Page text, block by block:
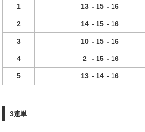
1 13 - 15 - 16
2 14 - 15 - 16
3 10 - 15 - 16
4 2 - 15 - 16
5 13 - 14 - 16
3連単